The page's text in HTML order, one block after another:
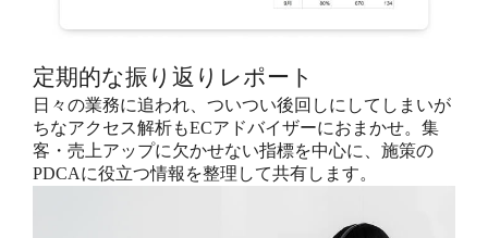
定期的な振り返りレポート
日々の業務に追われ、ついつい後回しにしてしまいが
ちなアクセス解析もECアドバイザーにおまかせ。集
客・売上アップに欠かせない指標を中心に、施策の
PDCAに役立つ情報を整理して共有します。